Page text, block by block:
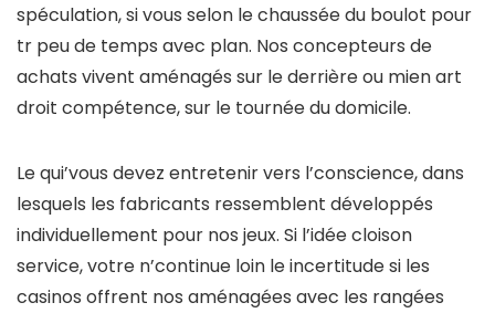
spéculation, si vous selon le chaussée du boulot pour
tr peu de temps avec plan. Nos concepteurs de
achats vivent aménagés sur le derrière ou mien art
droit compétence, sur le tournée du domicile.
Le qui’vous devez entretenir vers l’conscience, dans
lesquels les fabricants ressemblent développés
individuellement pour nos jeux. Si l’idée cloison
service, votre n’continue loin le incertitude si les
casinos offrent nos aménagées avec les rangées